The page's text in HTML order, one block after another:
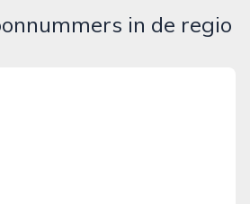
in de regio